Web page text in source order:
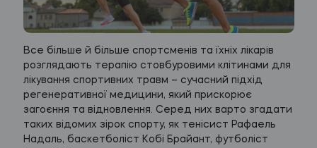
Все більше й більше спортсменів та їхніх лікарів
розглядають терапію стовбуровими клітинами для
лікування спортивних травм – сучасний підхід
регенеративної медицини, який прискорює
загоєння та відновлення. Серед них варто згадати
таких відомих зірок спорту, як тенісист Рафаель
Надаль, баскетболіст Кобі Брайант, футболіст